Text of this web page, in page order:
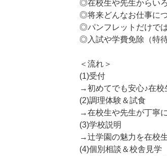
◎在校生や先生からい
◎将来どんなお仕事に
◎パンフレットだけで
◎入試や学費免除（特
＜流れ＞
(1)受付
→初めてでも安心♪在校
(2)調理体験＆試食
→在校生や先生が丁寧
(3)学校説明
→辻学園の魅力を在校
(4)個別相談＆校舎見学